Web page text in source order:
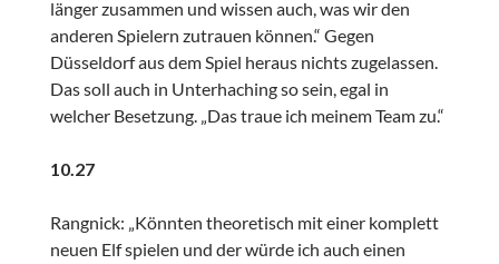
länger zusammen und wissen auch, was wir den
anderen Spielern zutrauen können.“ Gegen
Düsseldorf aus dem Spiel heraus nichts zugelassen.
Das soll auch in Unterhaching so sein, egal in
welcher Besetzung. „Das traue ich meinem Team zu.“
10.27
Rangnick: „Könnten theoretisch mit einer komplett
neuen Elf spielen und der würde ich auch einen